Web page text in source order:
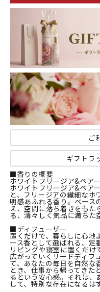
ご
ギフトラ
■香りの概要
ホワイトフリージア&ペアー
ホワイトフリージア&ペア
と、フリージアの繊細な
明感あふれる香り。ベース
え、空間に落ち着きをもた
る、清々しく気品に満ちた
■ディフューザー
置くだけで、暮らしに心
ース香として選ばれる、定
リビングや寝室に置くだ
広がっていくリードディフ
て、あなたの毎日を自然な
とき、仕事から帰ってきた
るという安心感。それは、
して、特別な存在になるは